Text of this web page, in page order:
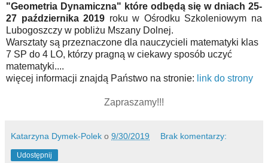
"Geometria Dynamiczna" które odbędą się w dniach 25-
27 października 2019 roku w Ośrodku Szkoleniowym na
Lubogoszczy w pobliżu Mszany Dolnej.
Warsztaty są przeznaczone dla nauczycieli matematyki klas
7 SP do 4 LO, którzy pragną w ciekawy sposób uczyć
matematyki....
więcej informacji znajdą Państwo na stronie: link do strony
Zapraszamy!!!
Katarzyna Dymek-Polek o 9/30/2019 Brak komentarzy:
Udostępnij